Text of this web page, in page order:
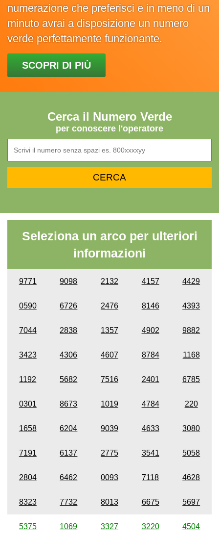
numerazione che preferisci e in meno di un
minuto avrai a disposizione un numero
verde perfettamente funzionante.
SCOPRI DI PIÙ
Cerca il Numero Verde
per conoscere l'operatore
Seleziona un arco per ulteriori
informazioni
9771 9098 2132 4157 4429
0590 6726 2476 8146 4393
7044 2838 1357 4902 9882
3423 4306 4607 8784 1168
1192 5682 7516 2401 6785
0301 8673 1019 4784 220
1658 6204 9039 4633 3080
7191 6137 2775 3541 5058
2804 6462 0093 7118 4628
8323 7732 8013 6675 5697
5375 1069 3327 3220 4504